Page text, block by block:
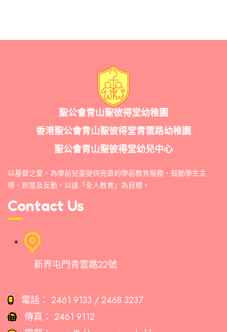
聖公會青山聖彼得堂幼稚園
香港聖公會青山聖彼得堂青雲路幼稚園
聖公會青山聖彼得堂幼兒中心
以基督之愛，為學前兒童提供完善的學前教育服務，鼓勵學生主
導、創意及互動，以達「全人教育」為目標。
Contact Us
新界屯門青雲路22號
電話： 2461 9133 / 2468 3237
傳真： 2461 9112